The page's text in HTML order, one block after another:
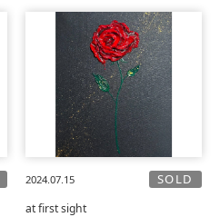
2024.07.15 SOLD
at first sight